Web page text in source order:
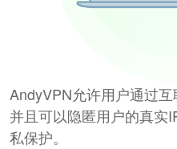
AndyVPN允许用户通过
并且可以隐匿用户的真实
私保护。